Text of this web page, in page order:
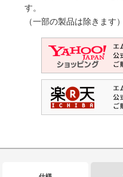
す。
（一部の製品は除きます）